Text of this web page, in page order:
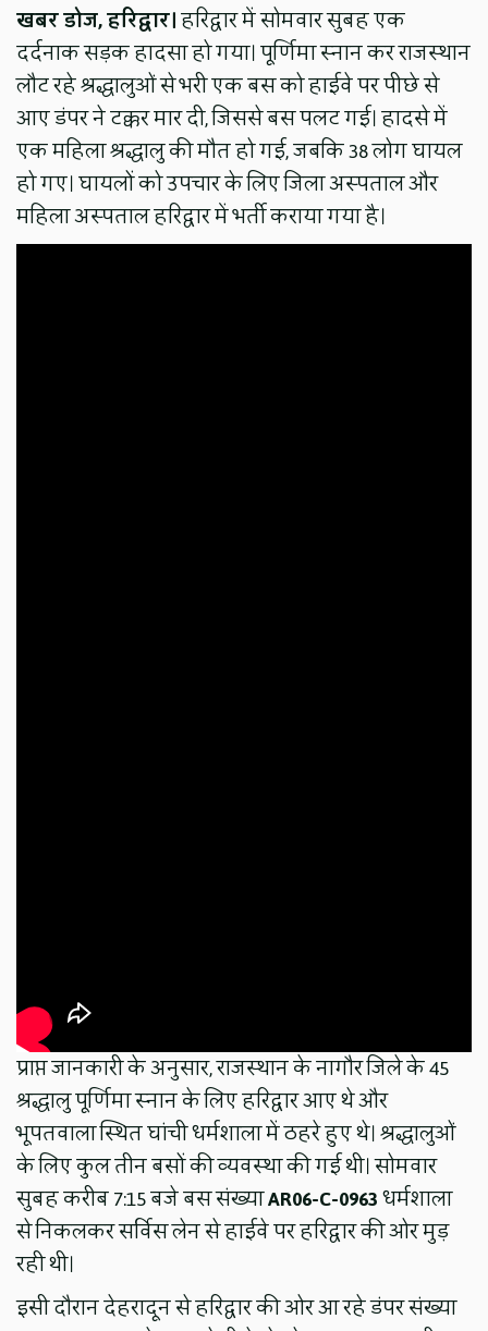
खबर डोज, हरिद्वार।हरिद्वार में सोमवार सुबह एक
दर्दनाक सड़क हादसा हो गया। पूर्णिमा स्नान कर राजस्थान
लौट रहे श्रद्धालुओं से भरी एक बस को हाईवे पर पीछे से
आए डंपर ने टक्कर मार दी, जिससे बस पलट गई। हादसे में
एक महिला श्रद्धालु की मौत हो गई, जबकि 38 लोग घायल
हो गए। घायलों को उपचार के लिए जिला अस्पताल और
महिला अस्पताल हरिद्वार में भर्ती कराया गया है।
प्राप्त जानकारी के अनुसार, राजस्थान के नागौर जिले के 45
श्रद्धालु पूर्णिमा स्नान के लिए हरिद्वार आए थे और
भूपतवाला स्थित घांची धर्मशाला में ठहरे हुए थे। श्रद्धालुओं
के लिए कुल तीन बसों की व्यवस्था की गई थी। सोमवार
सुबह करीब 7:15 बजे बस संख्याAR06-C-0963धर्मशाला
से निकलकर सर्विस लेन से हाईवे पर हरिद्वार की ओर मुड़
रही थी।
इसी दौरान देहरादून से हरिद्वार की ओर आ रहे डंपर संख्या